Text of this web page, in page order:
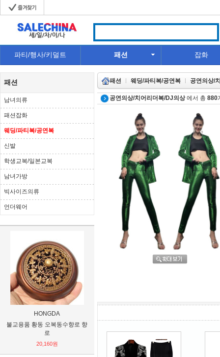
파티/행사/키덜트 패션 잡화
패션
남녀의류
패션잡화
웨딩/파티복/공연복
신발
학생교복/일본교복
남녀가방
빅사이즈의류
언더웨어
HONGDA
불교용품 황동 오복동수향로 향
로
20,160원
불상
88,800원
삼신할
패션 웨딩/파티복/공연복 공연의상/
공연의상/치어리더복/DJ의상에서 총 880